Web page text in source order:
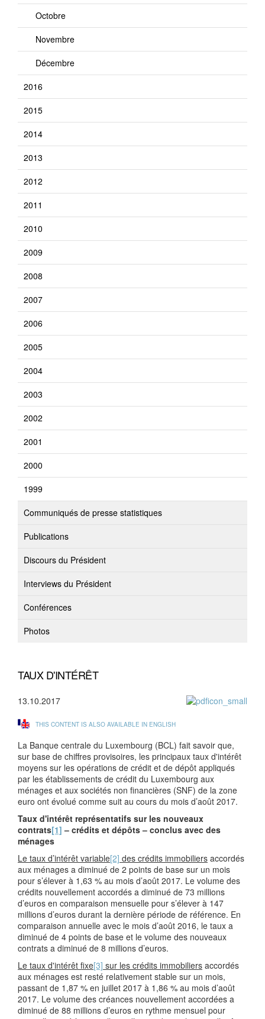
Octobre
Novembre
Décembre
2016
2015
2014
2013
2012
2011
2010
2009
2008
2007
2006
2005
2004
2003
2002
2001
2000
1999
Communiqués de presse statistiques
Publications
Discours du Président
Interviews du Président
Conférences
Photos
TAUX D'INTÉRÊT
13.10.2017
THIS CONTENT IS ALSO AVAILABLE IN ENGLISH
La Banque centrale du Luxembourg (BCL) fait savoir que,
sur base de chiffres provisoires, les principaux taux d'intérêt
moyens sur les opérations de crédit et de dépôt appliqués
par les établissements de crédit du Luxembourg aux
ménages et aux sociétés non financières (SNF) de la zone
euro ont évolué comme suit au cours du mois d’août 2017.
Taux d'intérêt représentatifs sur les nouveaux
contrats[1] – crédits et dépôts – conclus avec des
ménages
Le taux d’intérêt variable[2] des crédits immobiliers accordés
aux ménages a diminué de 2 points de base sur un mois
pour s’élever à 1,63 % au mois d’août 2017. Le volume des
crédits nouvellement accordés a diminué de 73 millions
d’euros en comparaison mensuelle pour s’élever à 147
millions d’euros durant la dernière période de référence. En
comparaison annuelle avec le mois d’août 2016, le taux a
diminué de 4 points de base et le volume des nouveaux
contrats a diminué de 8 millions d’euros.
Le taux d'intérêt fixe[3] sur les crédits immobiliers accordés
aux ménages est resté relativement stable sur un mois,
passant de 1,87 % en juillet 2017 à 1,86 % au mois d’août
2017. Le volume des créances nouvellement accordées a
diminué de 88 millions d’euros en rythme mensuel pour